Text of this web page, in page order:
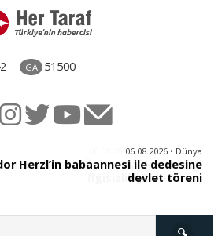
GA 51500
06.08.2026 • Dünya
Herzl’in babaannesi ile dedesine
devlet töreni